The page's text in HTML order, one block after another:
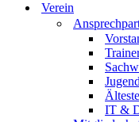
Verein
IT &